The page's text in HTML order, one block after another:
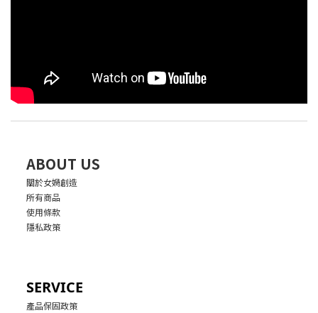
ABOUT US
關於女媧創造
所有商品
使用條款
隱私政策
SERVICE
產品保固政策